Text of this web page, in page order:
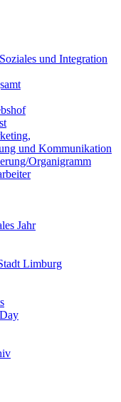
und Integration
und Kommunikation
Organigramm
Jahr
Limburg